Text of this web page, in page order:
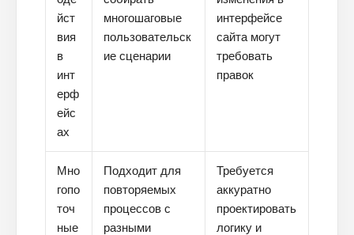
йст
вия
в
инт
ерф
ейс
ах
многошаговые
пользовательск
ие сценарии
интерфейсе
сайта могут
требовать
правок
Мно
гопо
точ
ные
Подходит для
повторяемых
процессов с
разными
Требуется
аккуратно
проектировать
логику и